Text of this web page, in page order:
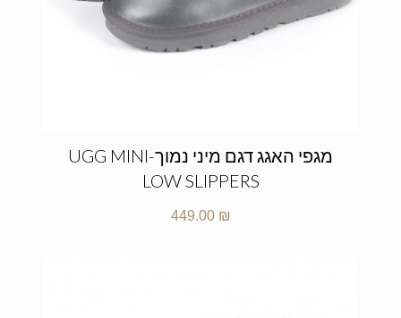
מגפי האגג דגם מיני נמוך-UGG MINI
LOW SLIPPERS
449.00 ₪